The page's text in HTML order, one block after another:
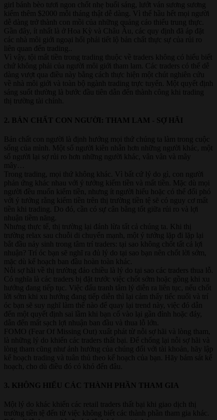
girl bánh bèo tươi ngon chốt nhẹ buổi sáng, lướt ván sương sương
kiếm thêm $2000 mỗi tháng thật dễ dàng. Vì thế hầu hết mọi người
dễ dàng trở thành con mồi của những quảng cáo thiếu trung thực.
Gần đây, ít nhất là ở Hoa Kỳ và Châu Âu, các quy định đã áp đặt
các nhà môi giới ngoại hối phải tiết lộ bản chất thực sự của rủi ro
liên quan đến trading..
Vì vậy, tội mất tiền trong trading thuộc về traders không có hiểu biết
chứ không phải của người môi giới tham lam. Các traders có thể dễ
dàng vượt qua điều này bằng cách thực hiện một chút nghiên cứu
về nhà môi giới và toàn bộ ngành trading trực tuyến. Một quyết định
sáng suốt thường là bước đầu tiên dẫn đến thành công khi trading
thị trường tài chính.
2. BẢN CHẤT CON NGƯỜI: THAM LAM - SỢ HÃI​
Bản chất con người là định hướng mọi thứ chúng ta làm trong cuộc
sống của mình. Một số người kiên nhẫn hơn những người khác, một
số người lại sợ rủi ro hơn những người khác, vân vân và mây
mây…
Trong trading, mọi thứ không khác. Vì bất cứ lý do gì, con người
phản ứng khác nhau với ý tưởng kiếm tiền và mất tiền. Mặc dù mọi
người đều muốn kiếm tiền, nhưng ít người hiểu hoặc có thể đối phó
với ý tưởng rằng kiếm tiền trên thị trường tiền tệ sẽ có nguy cơ mất
tiền khi trading. Do đó, cần có sự cân bằng tốt giữa rủi ro và lợi
nhuận tiềm năng.
Nhưng thực tế, thị trường lại đánh lừa tất cả chúng ta. Khi thị
trường relax sau chuỗi di chuyển mạnh, một ý tưởng lặp đi lặp lại
bắt đầu nảy sinh trong tâm trí traders: tại sao không chốt tất cả lợi
nhuận? Trí óc bạn sẽ nghĩ ra đủ lý do tại sao bạn nên chốt lời sớm,
mặc dù kế hoạch ban đầu hoàn toàn khác.
Nỗi sợ hãi về thị trường đảo chiều là lý do tại sao các traders thua lỗ.
Có nghĩa là các traders bị đặt trước việc chốt sớm hoặc gồng khi xu
hướng đang tiếp tục. Việc đấu tranh tâm lý diễn ra liên tục, nếu chốt
lời sớm khi xu hướng đang tiếp diễn thì lại cảm thấy tiếc nuối và trí
óc bạn sẽ suy nghĩ làm thế nào để quay lại trend này, việc đó dẫn
đến một quyết định sai lầm khi bạn cố vào lại gần đỉnh hoặc đáy,
dẫn đến mất sạch lợi nhuận ban đầu và thua lỗ lớn.
FOMO (Fear Of Missing Out) xuất phát từ nỗi sợ hãi và lòng tham,
là những lý do khiến các traders thất bại. Để chống lại nỗi sợ hãi và
lòng tham cũng như ảnh hưởng của chúng đối với tài khoản, hãy lập
kế hoạch trading và tuân thủ theo kế hoạch của bạn. Hãy bám sát kế
hoạch, cho dù điều đó có khó đến đâu.
3. KHÔNG HIỂU CÁC THÀNH PHẦN THAM GIA​
Một lý do khác khiến các retail traders thất bại khi giao dịch thị
trường tiền tệ đến từ việc không biết các thành phần tham gia khác.